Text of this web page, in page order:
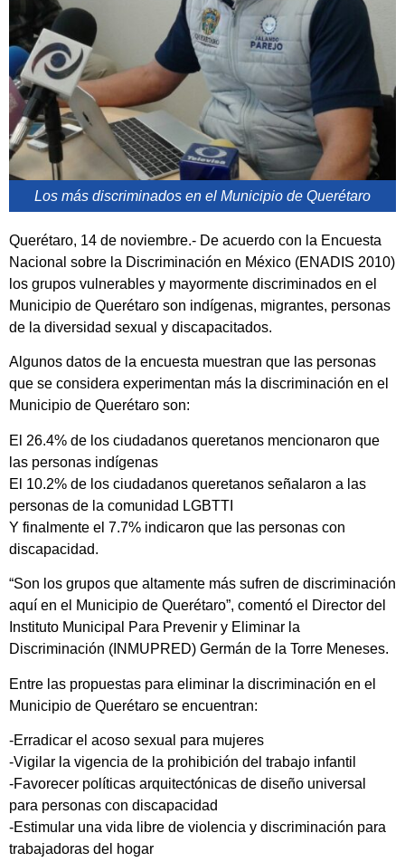
Los más discriminados en el Municipio de Querétaro
Querétaro, 14 de noviembre.- De acuerdo con la Encuesta
Nacional sobre la Discriminación en México (ENADIS 2010)
los grupos vulnerables y mayormente discriminados en el
Municipio de Querétaro son indígenas, migrantes, personas
de la diversidad sexual y discapacitados.
Algunos datos de la encuesta muestran que las personas
que se considera experimentan más la discriminación en el
Municipio de Querétaro son:
El 26.4% de los ciudadanos queretanos mencionaron que
las personas indígenas
El 10.2% de los ciudadanos queretanos señalaron a las
personas de la comunidad LGBTTI
Y finalmente el 7.7% indicaron que las personas con
discapacidad.
“Son los grupos que altamente más sufren de discriminación
aquí en el Municipio de Querétaro”, comentó el Director del
Instituto Municipal Para Prevenir y Eliminar la
Discriminación (INMUPRED) Germán de la Torre Meneses.
Entre las propuestas para eliminar la discriminación en el
Municipio de Querétaro se encuentran:
-Erradicar el acoso sexual para mujeres
-Vigilar la vigencia de la prohibición del trabajo infantil
-Favorecer políticas arquitectónicas de diseño universal
para personas con discapacidad
-Estimular una vida libre de violencia y discriminación para
trabajadoras del hogar